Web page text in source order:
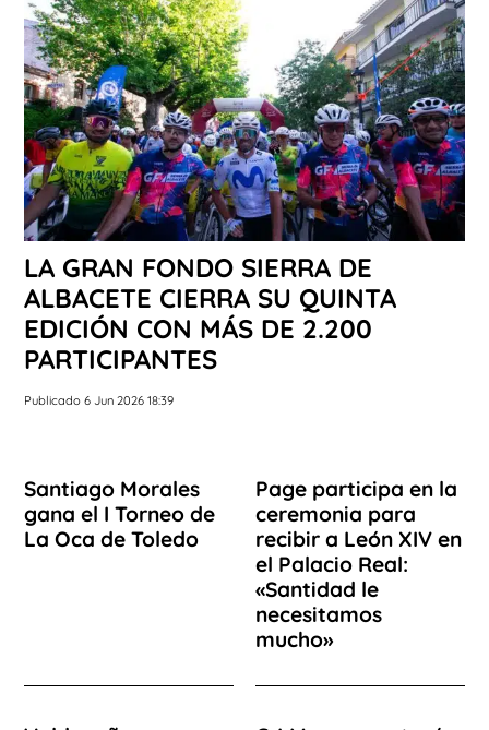
LA GRAN FONDO SIERRA DE
ALBACETE CIERRA SU QUINTA
EDICIÓN CON MÁS DE 2.200
PARTICIPANTES
Publicado 6 Jun 2026 18:39
Santiago Morales
gana el I Torneo de
La Oca de Toledo
Page participa en la
ceremonia para
recibir a León XIV en
el Palacio Real:
«Santidad le
necesitamos
mucho»